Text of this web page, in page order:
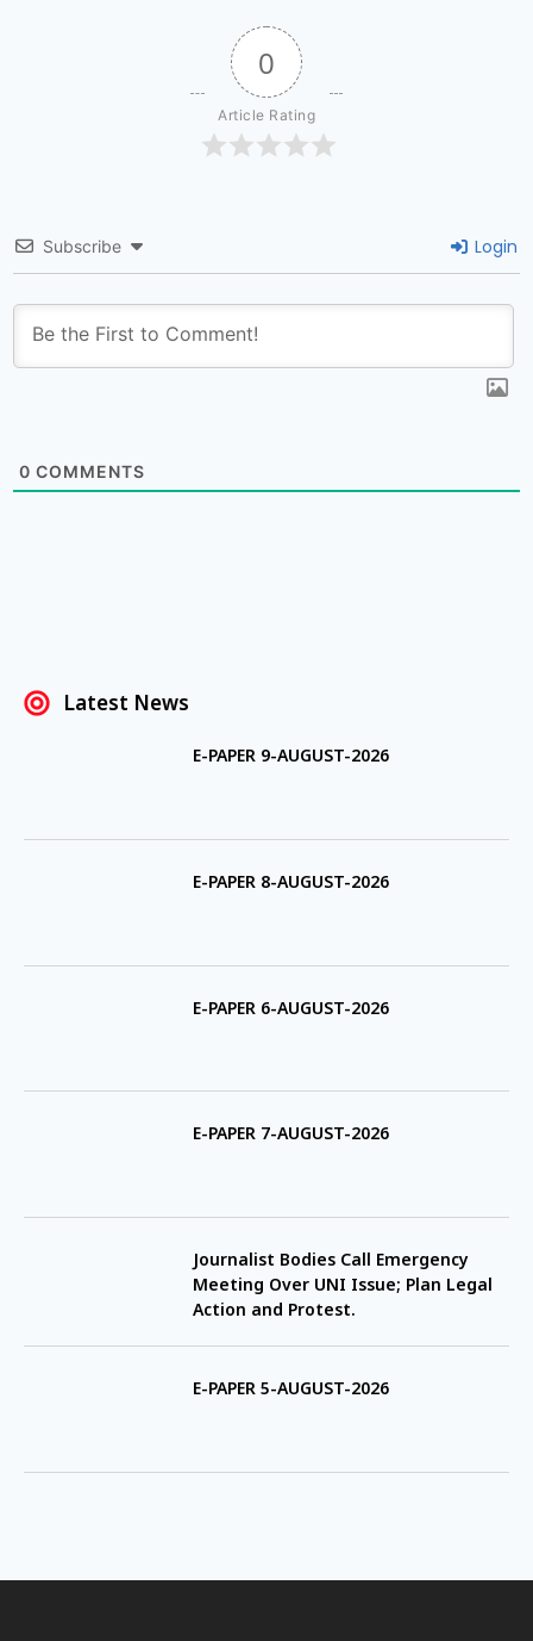
0
Article Rating
Subscribe Login
0 COMMENTS
Latest News
E-PAPER 9-AUGUST-2026
E-PAPER 8-AUGUST-2026
E-PAPER 6-AUGUST-2026
E-PAPER 7-AUGUST-2026
Journalist Bodies Call Emergency
Meeting Over UNI Issue; Plan Legal
Action and Protest.
E-PAPER 5-AUGUST-2026